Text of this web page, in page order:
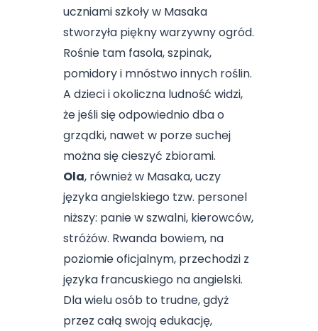
uczniami szkoły w Masaka
stworzyła piękny warzywny ogród.
Rośnie tam fasola, szpinak,
pomidory i mnóstwo innych roślin.
A dzieci i okoliczna ludność widzi,
że jeśli się odpowiednio dba o
grządki, nawet w porze suchej
można się cieszyć zbiorami.
Ola, również w Masaka, uczy
języka angielskiego tzw. personel
niższy: panie w szwalni, kierowców,
stróżów. Rwanda bowiem, na
poziomie oficjalnym, przechodzi z
języka francuskiego na angielski.
Dla wielu osób to trudne, gdyż
przez całą swoją edukację,